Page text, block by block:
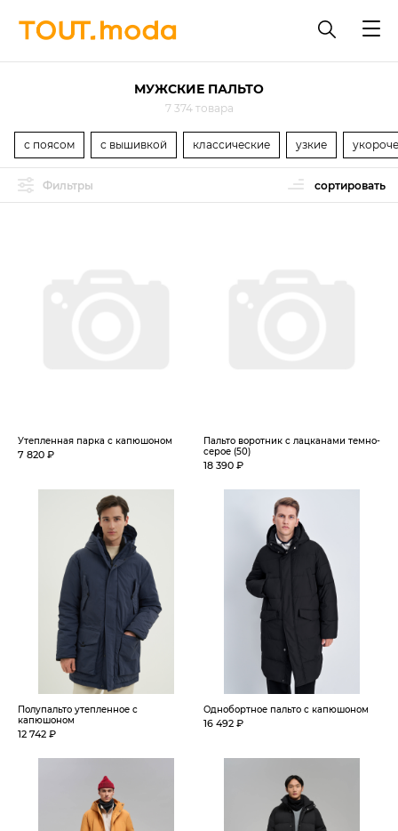
МУЖСКИЕ ПАЛЬТО
7 374 товара
с поясом с вышивкой классические узкие
Фильтры сортировать
Утепленная парка с капюшоном
7 820 ₽
Пальто воротник с лацканами темно-
серое (50)
18 390 ₽
Полупальто утепленное с
капюшоном
12 742 ₽
Однобортное пальто с капюшоном
16 492 ₽